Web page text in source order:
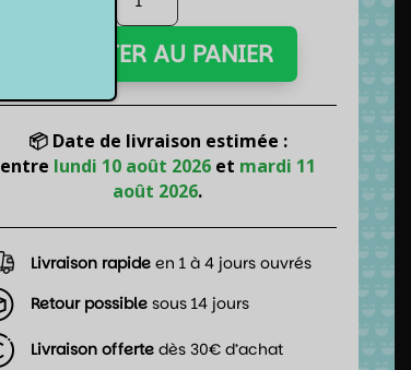
gaming
filaire
Assassin's
Creed
Shadows
AJOUTER AU PANIER
📦 Date de livraison estimée :
entre lundi 10 août 2026et mardi 11
août 2026.
Livraison rapide en 1 à 4 jours ouvrés
Retour possible sous 14 jours
Livraison offerte dès 30€ d’achat